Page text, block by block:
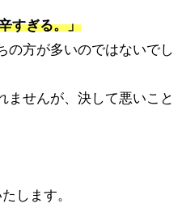
すぎる。」
の方が多いのではないでし
ませんが、決して悪いこと
します。